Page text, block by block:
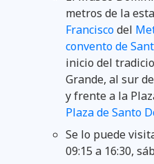
metros de la
Franciscodel
convento de
inicio del
Grande, al sur
y frente a la
Plaza de Santo
Se lo puede
09:15 a 16:30,